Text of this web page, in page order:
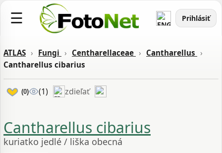
☰ Prihlásiť
ATLAS › Fungi › Centharellaceae › Cantharellus ›
Cantharellus cibarius
(0) (1) zdieľať
Cantharellus cibarius
kuriatko jedlé / liška obecná